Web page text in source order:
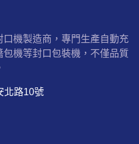
機製造商，專門生產自動充
機等封口包裝機，不僅品質
北路10號